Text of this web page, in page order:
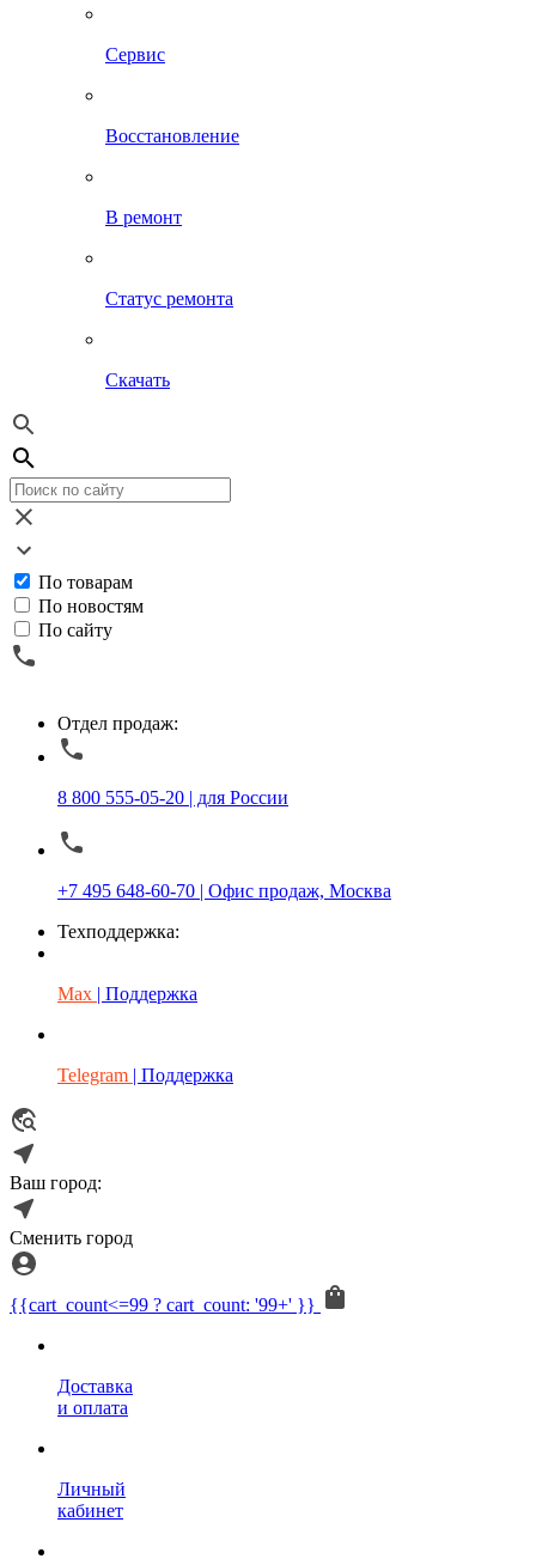
Сервис
Восстановление
В ремонт
Статус ремонта
Скачать
По товарам
По новостям
По сайту
Отдел продаж:
8 800 555-05-20 | для России
+7 495 648-60-70 | Офис продаж, Москва
Техподдержка:
Max | Поддержка
Telegram | Поддержка
Ваш город:
Сменить город
{{cart_count<=99 ? cart_count: '99+' }}
Доставка
и оплата
Личный
кабинет